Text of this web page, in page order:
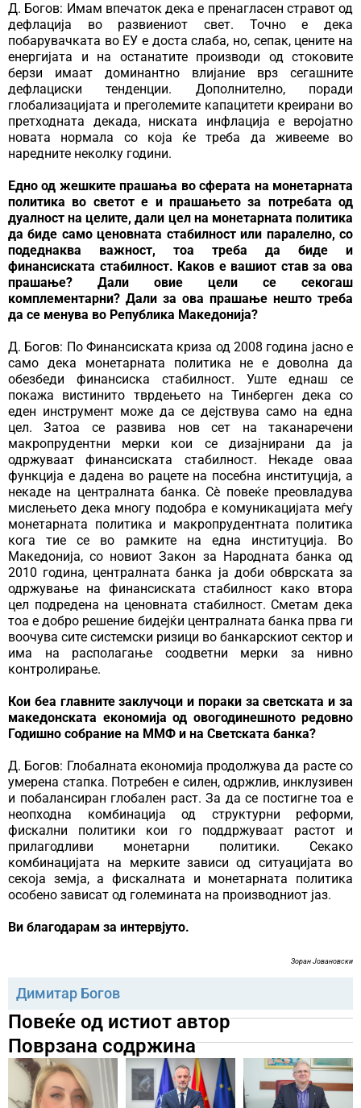
Д. Богов: Имам впечаток дека е пренагласен стравот од
дефлација во развиениот свет. Точно е дека
побарувачката во ЕУ е доста слаба, но, сепак, цените на
енергијата и на останатите производи од стоковите
берзи имаат доминантно влијание врз сегашните
дефлациски тенденции. Дополнително, поради
глобализацијата и преголемите капацитети креирани во
претходната декада, ниската инфлација е веројатно
новата нормала со која ќе треба да живееме во
наредните неколку години.
Едно од жешките прашања во сферата на монетарната
политика во светот е и прашањето за потребата од
дуалност на целите, дали цел на монетарната политика
да биде само ценовната стабилност или паралелно, со
подеднаква важност, тоа треба да биде и
финансиската стабилност. Каков е вашиот став за ова
прашање? Дали овие цели се секогаш
комплементарни? Дали за ова прашање нешто треба
да се менува во Република Македонија?
Д. Богов: По Финансиската криза од 2008 година јасно е
само дека монетарната политика не е доволна да
обезбеди финансиска стабилност. Уште еднаш се
покажа вистинито тврдењето на Тинберген дека со
еден инструмент може да се дејствува само на една
цел. Затоа се развива нов сет на таканаречени
макропрудентни мерки кои се дизајнирани да ја
одржуваат финансиската стабилност. Некаде оваа
функција е дадена во рацете на посебна институција, а
некаде на централната банка. Сѐ повеќе преовладува
мислењето дека многу подобра е комуникацијата меѓу
монетарната политика и макропрудентната политика
кога тие се во рамките на една институција. Во
Македонија, со новиот Закон за Народната банка од
2010 година, централната банка ја доби обврската за
одржување на финансиската стабилност како втора
цел подредена на ценовната стабилност. Сметам дека
тоа е добро решение бидејќи централната банка прва ги
воочува сите системски ризици во банкарскиот сектор и
има на располагање соодветни мерки за нивно
контролирање.
Кои беа главните заклучоци и пораки за светската и за
македонската економија од овогодинешното редовно
Годишно собрание на ММФ и на Светската банка?
Д. Богов: Глобалната економија продолжува да расте со
умерена стапка. Потребен е силен, одржлив, инклузивен
и побалансиран глобален раст. За да се постигне тоа е
неопходна комбинација од структурни реформи,
фискални политики кои го поддржуваат растот и
прилагодливи монетарни политики. Секако
комбинацијата на мерките зависи од ситуацијата во
секоја земја, а фискалната и монетарната политика
особено зависат од големината на производниот јаз.
Ви благодарам за интервјуто.
Зоран Јовановски
Димитар Богов
Повеќе од истиот автор
Поврзана содржина